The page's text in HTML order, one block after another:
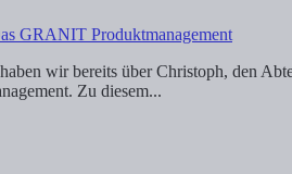
GRANIT Produktmanagement
wir bereits über Christoph, den
Zu diesem...